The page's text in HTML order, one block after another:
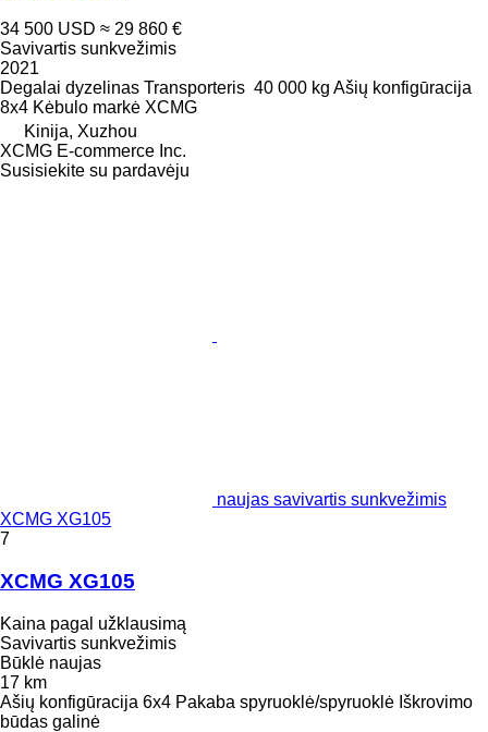
34 500 USD ≈ 29 860 €
Savivartis sunkvežimis
2021
Degalai dyzelinas Transporteris 40 000 kg Ašių konfigūracija
8x4 Kėbulo markė XCMG
Kinija, Xuzhou
XCMG E-commerce Inc.
Susisiekite su pardavėju
naujas savivartis sunkvežimis
XCMG XG105
7
XCMG XG105
Kaina pagal užklausimą
Savivartis sunkvežimis
Būklė naujas
17 km
Ašių konfigūracija 6x4 Pakaba spyruoklė/spyruoklė Iškrovimo
būdas galinė